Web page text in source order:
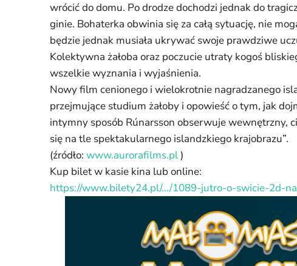
wrócić do domu. Po drodze dochodzi jednak do
ginie. Bohaterka obwinia się za całą sytuację, nie
będzie jednak musiała ukrywać swoje prawdziwe
Kolektywna żałoba oraz poczucie utraty kogoś
wszelkie wyznania i wyjaśnienia.
Nowy film cenionego i wielokrotnie nagradzanego
przejmujące studium żałoby i opowieść o tym, jak
intymny sposób Rúnarsson obserwuje wewnętrzny,
się na tle spektakularnego islandzkiego krajobrazu”.
(źródło: www.aurorafilms.pl)
Kup bilet w kasie kina lub online:
https://www.bilety24.pl/…/1089-jutro-o-swicie-2d-